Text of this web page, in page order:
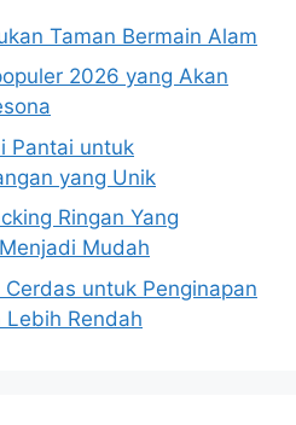
Taman Bermain Alam
2026 yang Akan
Pantai untuk
yang Unik
Ringan Yang
Mudah
untuk Penginapan
Rendah